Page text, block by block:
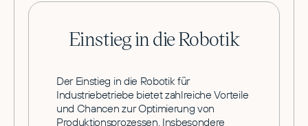
Einstieg in die Robotik
Der Einstieg in die Robotik für
Industriebetriebe bietet zahlreiche Vorteile
und Chancen zur Optimierung von
Produktionsprozessen. Insbesondere